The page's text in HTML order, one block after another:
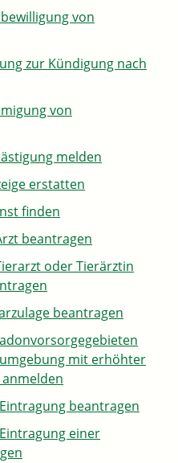
von
zur Kündigung nach
von
melden
erstatten
finden
beantragen
oder Tierärztin
beantragen
mit erhöhter
beantragen
einer